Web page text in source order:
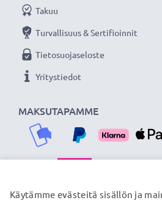
MAKSUTAPAMME
Takuu
Turvallisuus & Sertifioinnit
Tietosuojaseloste
Yritystiedot
TOIMITUSKUMPPANIMME
Käytämme evästeitä sisällön ja